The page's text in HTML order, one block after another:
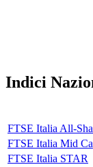
Indici
FTSE Italia All-
FTSE Italia Mid
FTSE Italia STAR